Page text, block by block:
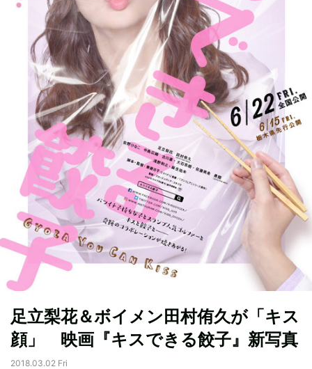
足立梨花＆ボイメン田村侑久が「キス
顔」 映画『キスできる餃子』新写真
2018.03.02 Fri